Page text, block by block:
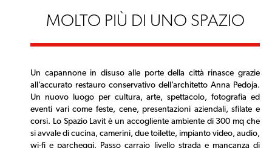
Un capannone in disuso alle porte della città rinasce grazie
all’accurato restauro conservativo dell’architetto Anna Pedoja.
Un nuovo luogo per cultura, arte, spettacolo, fotografia ed
eventi vari come feste, cene, presentazioni aziendali, sfilate e
corsi. Lo Spazio Lavit è un accogliente ambiente di 300 mq che
si avvale di cucina, camerini, due toilette, impianto video, audio,